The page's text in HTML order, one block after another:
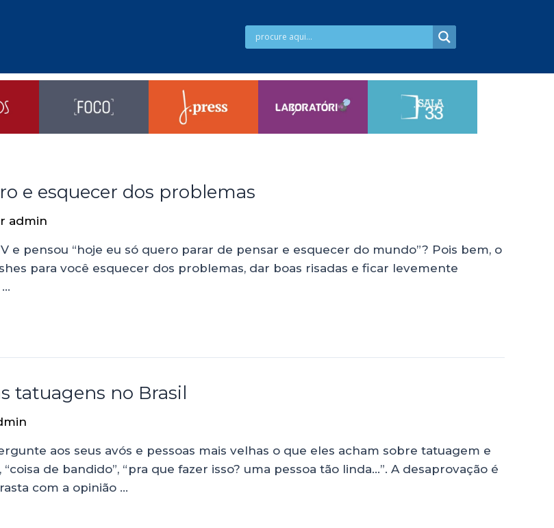
e esquecer dos problemas
admin
e pensou “hoje eu só quero parar de pensar e esquecer do mundo”? Pois bem, o
para você esquecer dos problemas, dar boas risadas e ficar levemente
tatuagens no Brasil
aos seus avós e pessoas mais velhas o que eles acham sobre tatuagem e
de bandido”, “pra que fazer isso? uma pessoa tão linda…”. A desaprovação é
com a opinião …